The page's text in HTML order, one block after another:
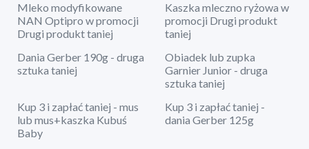
Mleko modyfikowane
NAN Optipro w promocji
Drugi produkt taniej
Kaszka mleczno ryżowa w
promocji Drugi produkt
taniej
Dania Gerber 190g - druga
sztuka taniej
Obiadek lub zupka
Garnier Junior - druga
sztuka taniej
Kup 3 i zapłać taniej - mus
lub mus+kaszka Kubuś
Baby
Kup 3 i zapłać taniej -
dania Gerber 125g